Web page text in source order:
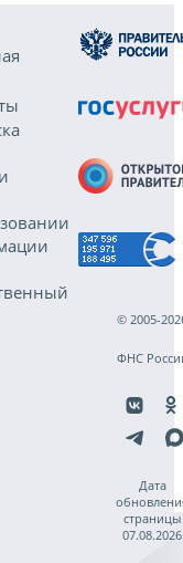
© 2005-
ФНС
Дата
страницы
07.08.2026